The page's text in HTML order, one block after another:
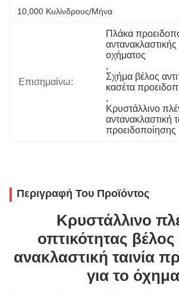
10,000 Κυλίνδρους/μήνα
Επισημαίνω:
Πλάκα
οχήματος
,
Σχήμα βέλος
κασέτα
,
Κρυστάλλινο
αντανακλαστική
προειδοποίησης
Περιγραφή Του Προϊόντος
Κρυστάλλινο
οπτικότητας βέλος
ανακλαστική ταινία
για το όχημα